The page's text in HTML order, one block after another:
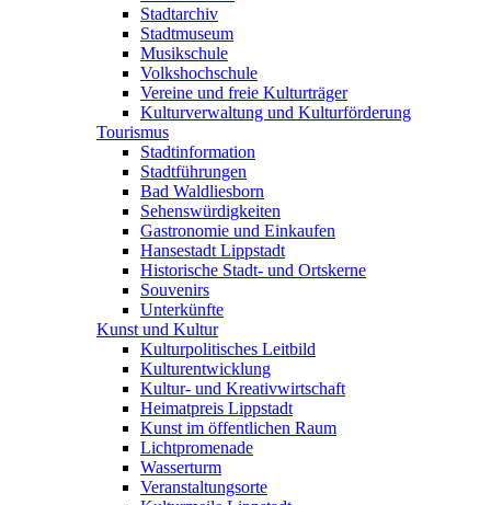
Stadtarchiv
Stadtmuseum
Musikschule
Volkshochschule
Vereine und freie Kulturträger
Kulturverwaltung und Kulturförderung
Tourismus
Stadtinformation
Stadtführungen
Bad Waldliesborn
Sehenswürdigkeiten
Gastronomie und Einkaufen
Hansestadt Lippstadt
Historische Stadt- und Ortskerne
Souvenirs
Unterkünfte
Kunst und Kultur
Kulturpolitisches Leitbild
Kulturentwicklung
Kultur- und Kreativwirtschaft
Heimatpreis Lippstadt
Kunst im öffentlichen Raum
Lichtpromenade
Wasserturm
Veranstaltungsorte